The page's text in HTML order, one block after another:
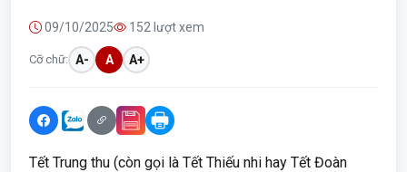
09/10/2025 152 lượt xem
Cỡ chữ: A- A A+
Tết Trung thu (còn gọi là Tết Thiếu nhi hay Tết Đoàn